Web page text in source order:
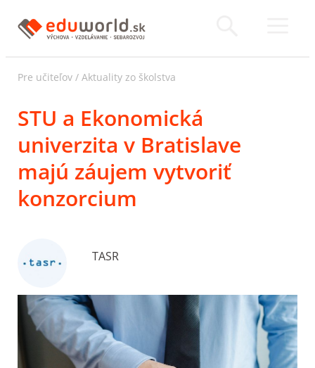
Pre učiteľov / Aktuality zo školstva
STU a Ekonomická
univerzita v Bratislave
majú záujem vytvoriť
konzorcium
TASR